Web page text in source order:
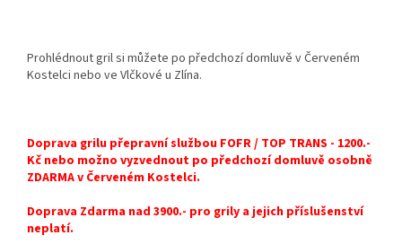
Prohlédnout gril si můžete po předchozí domluvě v Červeném
Kostelci nebo ve Vlčkové u Zlína.
Doprava grilu přepravní službou FOFR / TOP TRANS - 1200.-
Kč nebo možno vyzvednout po předchozí domluvě osobně
ZDARMA v Červeném Kostelci.
Doprava Zdarma nad 3900.- pro grily a jejich příslušenství
neplatí.